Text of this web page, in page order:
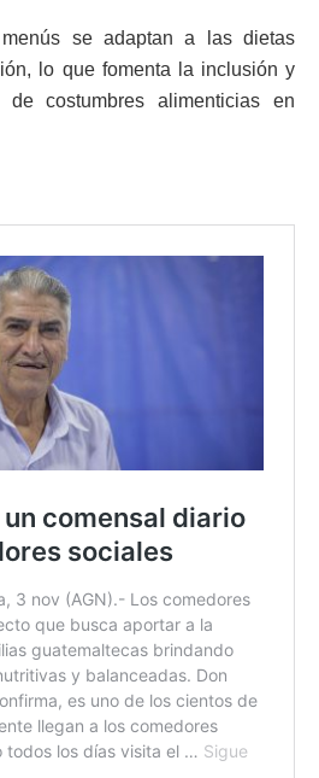
se adaptan a las dietas
lo que fomenta la inclusión y
costumbres alimenticias en